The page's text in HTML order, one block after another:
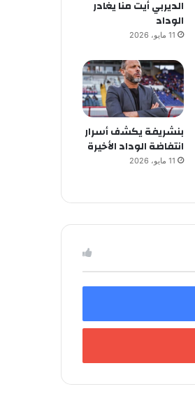
الديربي أيت منا يغادر
الوداد
11 مايو، 2026
بنشريفة يكشف أسرار
انتفاضة الوداد الأخيرة
11 مايو، 2026